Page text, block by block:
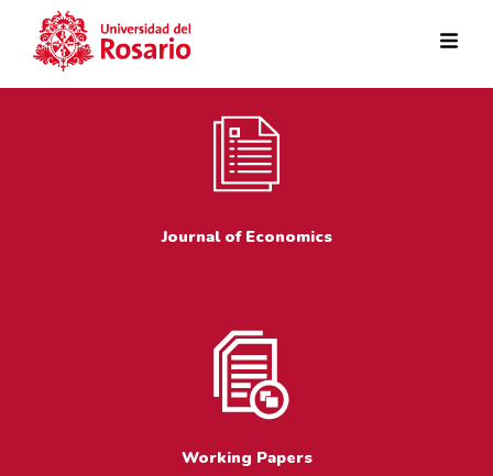
Journal of Economics
Working Papers